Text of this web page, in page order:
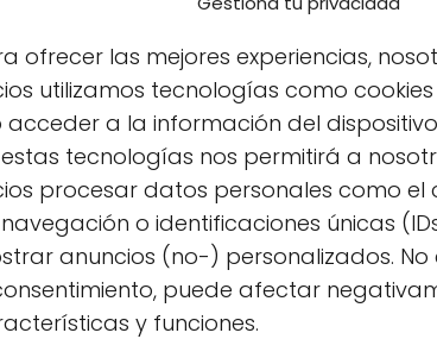
ofrecer las mejores experiencias,
utilizamos tecnologías como
acceder a la información del
tecnologías nos permitirá a
procesar datos personales como
o identificaciones únicas
anuncios (no-) personalizados.
puede afectar
y funciones.